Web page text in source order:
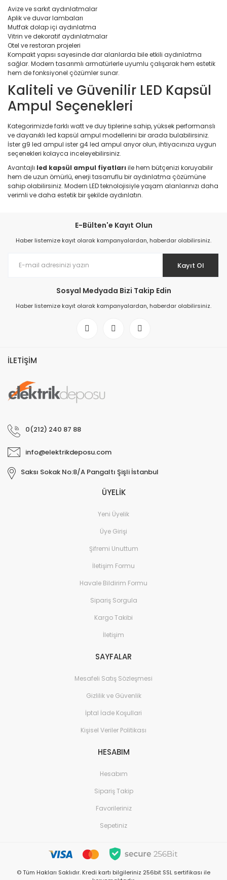
Avize ve sarkıt aydınlatmalar
Aplik ve duvar lambaları
Mutfak dolap içi aydınlatma
Vitrin ve dekoratif aydınlatmalar
Otel ve restoran projeleri
Kompakt yapısı sayesinde dar alanlarda bile etkili aydınlatma
sağlar. Modern tasarımlı armatürlerle uyumlu çalışarak hem estetik
hem de fonksiyonel çözümler sunar.
Kaliteli ve Güvenilir LED Kapsül
Ampul Seçenekleri
Kategorimizde farklı watt ve duy tiplerine sahip, yüksek performanslı
ve dayanıklı led kapsül ampul modellerini bir arada bulabilirsiniz.
İster g9 led ampul ister g4 led ampul arıyor olun, ihtiyacınıza uygun
seçenekleri kolayca inceleyebilirsiniz.
Avantajlı led kapsül ampul fiyatları ile hem bütçenizi koruyabilir
hem de uzun ömürlü, enerji tasarruflu bir aydınlatma çözümüne
sahip olabilirsiniz. Modern LED teknolojisiyle yaşam alanlarınızı daha
verimli ve daha estetik bir şekilde aydınlatın.
E-Bülten'e Kayıt Olun
Haber listemize kayıt olarak kampanyalardan, haberdar olabilirsiniz.
Kayıt Ol
Sosyal Medyada Bizi Takip Edin
Haber listemize kayıt olarak kampanyalardan, haberdar olabilirsiniz.
İLETİŞİM
0(212) 240 87 88
info@elektrikdeposu.com
Saksı Sokak No:8/A Pangaltı Şişli İstanbul
ÜYELİK
Yeni Üyelik
Üye Girişi
Şifremi Unuttum
İletişim Formu
Havale Bildirim Formu
Sipariş Sorgula
Kargo Takibi
İletişim
SAYFALAR
Mesafeli Satış Sözleşmesi
Gizlilik ve Güvenlik
İptal İade Koşullari
Kişisel Veriler Politikası
HESABIM
Hesabım
Sipariş Takip
Favorileriniz
Sepetiniz
© Tüm Hakları Saklıdır. Kredi kartı bilgileriniz 256bit SSL sertifikası ile